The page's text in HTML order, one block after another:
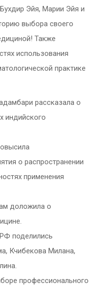
Эйя, Марии Эйя и
выбора своего
Также
использования
практике
рассказала о
индийского
о распространении
применения
доложила о
поделились
Кчибекова Милана,
профессионального